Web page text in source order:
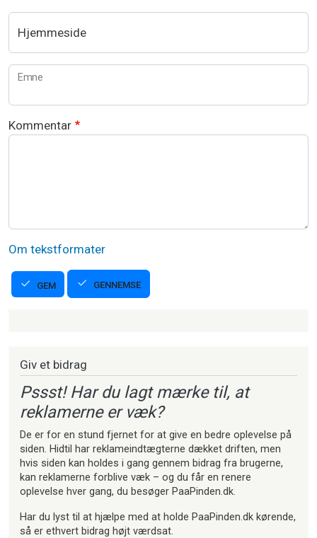
Hjemmeside
Emne
Kommentar
Om tekstformater
GEM GENNEMSE
Giv et bidrag
Pssst! Har du lagt mærke til, at
reklamerne er væk?
De er for en stund fjernet for at give en bedre oplevelse på
siden. Hidtil har reklameindtægterne dækket driften, men
hvis siden kan holdes i gang gennem bidrag fra brugerne,
kan reklamerne forblive væk – og du får en renere
oplevelse hver gang, du besøger PaaPinden.dk.
Har du lyst til at hjælpe med at holde PaaPinden.dk kørende,
så er ethvert bidrag højt værdsat.